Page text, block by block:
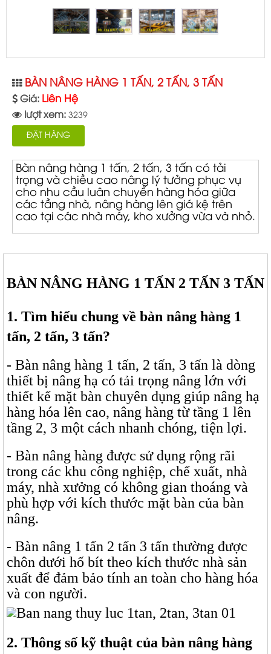
BÀN NÂNG HÀNG 1 TẤN, 2 TẤN, 3 TẤN
Giá: Liên Hệ
lượt xem: 3239
ĐẶT HÀNG
Bàn nâng hàng 1 tấn, 2 tấn, 3 tấn có tải
trọng và chiều cao nâng lý tưởng phục vụ
cho nhu cầu luân chuyển hàng hóa giữa
các tầng nhà, nâng hàng lên giá kệ trên
cao tại các nhà máy, kho xưởng vừa và nhỏ.
BÀN NÂNG HÀNG 1 TẤN 2 TẤN 3 TẤN
1. Tìm hiểu chung về bàn nâng hàng 1
tấn, 2 tấn, 3 tấn?
- Bàn nâng hàng 1 tấn, 2 tấn, 3 tấn là dòng
thiết bị nâng hạ có tải trọng nâng lớn với
thiết kế mặt bàn chuyên dụng giúp nâng hạ
hàng hóa lên cao, nâng hàng từ tầng 1 lên
tầng 2, 3 một cách nhanh chóng, tiện lợi.
- Bàn nâng hàng được sử dụng rộng rãi
trong các khu công nghiệp, chế xuất, nhà
máy, nhà xưởng có không gian thoáng và
phù hợp với kích thước mặt bàn của bàn
nâng.
- Bàn nâng 1 tấn 2 tấn 3 tấn thường được
chôn dưới hố bít theo kích thước nhà sản
xuất để đảm bảo tính an toàn cho hàng hóa
và con người.
2. Thông số kỹ thuật của bàn nâng hàng